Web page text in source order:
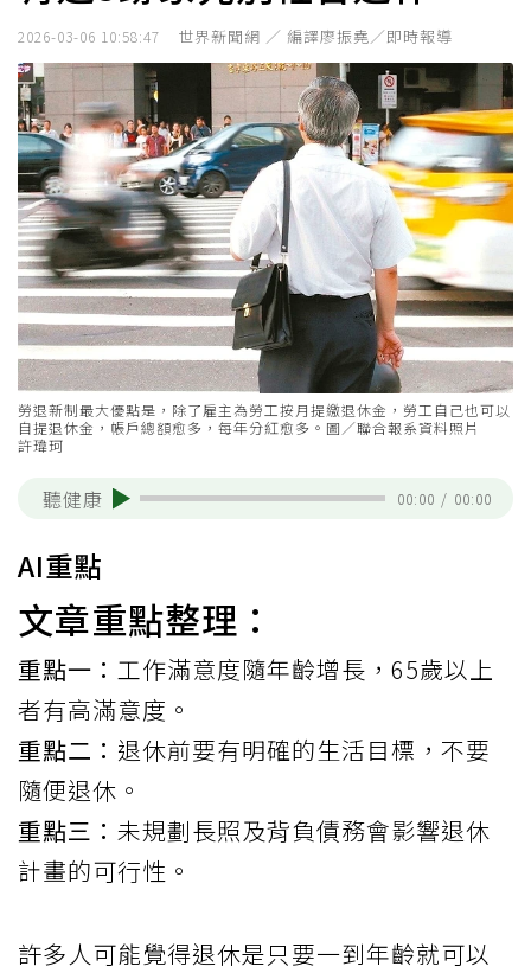
2026-03-06 10:58:47 世界新聞網 ／ 編譯廖振堯／即時報導
勞退新制最大優點是，除了雇主為勞工按月提繳退休金，勞工自己也可以
自提退休金，帳戶總額愈多，每年分紅愈多。圖／聯合報系資料照片
許瑋珂
聽健康 00:00 / 00:00
AI重點
文章重點整理：
重點一： 工作滿意度隨年齡增長，65歲以上
者有高滿意度。
重點二： 退休前要有明確的生活目標，不要
隨便退休。
重點三： 未規劃長照及背負債務會影響退休
計畫的可行性。
許多人可能覺得退休是只要一到年齡就可以